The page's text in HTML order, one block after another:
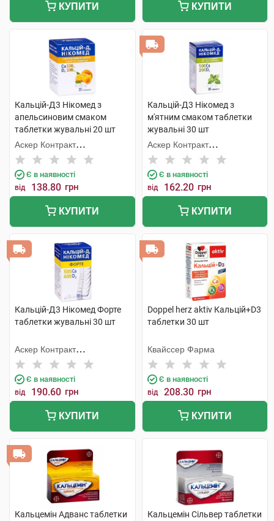
КУПИТИ КУПИТИ
Кальцій-Д3 Нікомед з
апельсиновим смаком
таблетки жувальні 20 шт
Аскер Контракт
Мануфекчерінг АС
Є в наявності
від 138.80 грн
КУПИТИ
Кальцій-Д3 Нікомед з
м'ятним смаком таблетки
жувальні 30 шт
Аскер Контракт
Мануфекчерінг АС
Є в наявності
від 162.20 грн
КУПИТИ
Кальцій-Д3 Нікомед Форте
таблетки жувальні 30 шт
Аскер Контракт
Мануфекчерінг АС
Є в наявності
від 190.60 грн
КУПИТИ
Doppel herz aktiv Кальцій+D3
таблетки 30 шт
Квайссер Фарма
Є в наявності
від 208.30 грн
КУПИТИ
Кальцемін Адванс таблетки
Кальцемін Сільвер таблетки